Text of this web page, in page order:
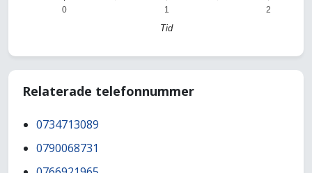
0 1 2
Tid
Relaterade telefonnummer
0734713089
0790068731